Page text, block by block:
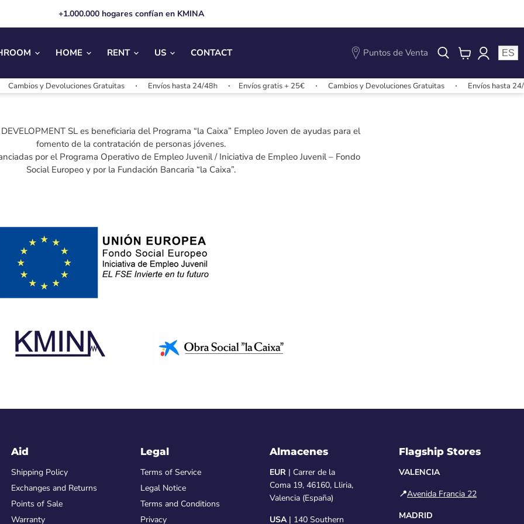
+1.000.000 hogares confían en KMINA
HOME RENT US CONTACT
Puntos de Venta
View
ES
Cambios y Devoluciones Gratuitas Envíos hasta 24/48h Envíos gratis + 25€ Cambios y Devoluciones Gratuitas Envíos hasta 24/
SL es beneficiaria del Programa “la Caixa” Empleo Joven de ayudas para el
fomento de la contratación de personas jóvenes.
por el Programa Operativo de Empleo Juvenil / Iniciativa de Empleo Juvenil – Fondo
Social Europeo y por la Fundación Bancaria “la Caixa”.
Aid
Shipping Policy
Exchanges and Returns
Points of Sale
Warranty
Legal
Terms of Service
Legal Notice
Terms and Conditions
Privacy
Almacenes
EUR | Carrer de la
Coma 19, 46160, Lliria,
Valencia (España)
USA| 140 Southern
Flagship Stores
VALENCIA
📍Avenida Francia 22
MADRID